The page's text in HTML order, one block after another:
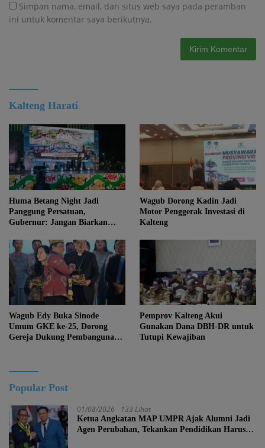
Simpan nama, email, dan situs web saya pada peramban
ini untuk komentar saya berikutnya.
Kalteng Harati
Huma Betang Night Jadi
Panggung Persatuan,
Gubernur: Jangan Biarkan
Kalteng
Wagub Dorong Kadin Jadi
Motor Penggerak Investasi di
Kalteng
Wagub Edy Buka Sinode
Umum GKE ke-25, Dorong
Gereja Dukung Pembangunan
Pemprov Kalteng Akui
Gunakan Dana DBH-DR untuk
Tutupi Kewajiban
Popular Post
01/08/2026 133 Lihat
Ketua Angkatan MAP UMPR Ajak Alumni Jadi
Agen Perubahan, Tekankan Pendidikan Harus